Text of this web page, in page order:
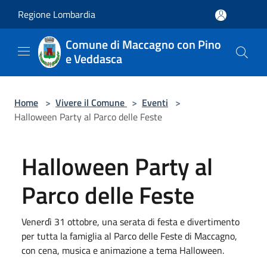
Regione Lombardia
Comune di Maccagno con Pino
e Veddasca
Home > Vivere il Comune > Eventi >
Halloween Party al Parco delle Feste
Halloween Party al
Parco delle Feste
Venerdì 31 ottobre, una serata di festa e divertimento
per tutta la famiglia al Parco delle Feste di Maccagno,
con cena, musica e animazione a tema Halloween.